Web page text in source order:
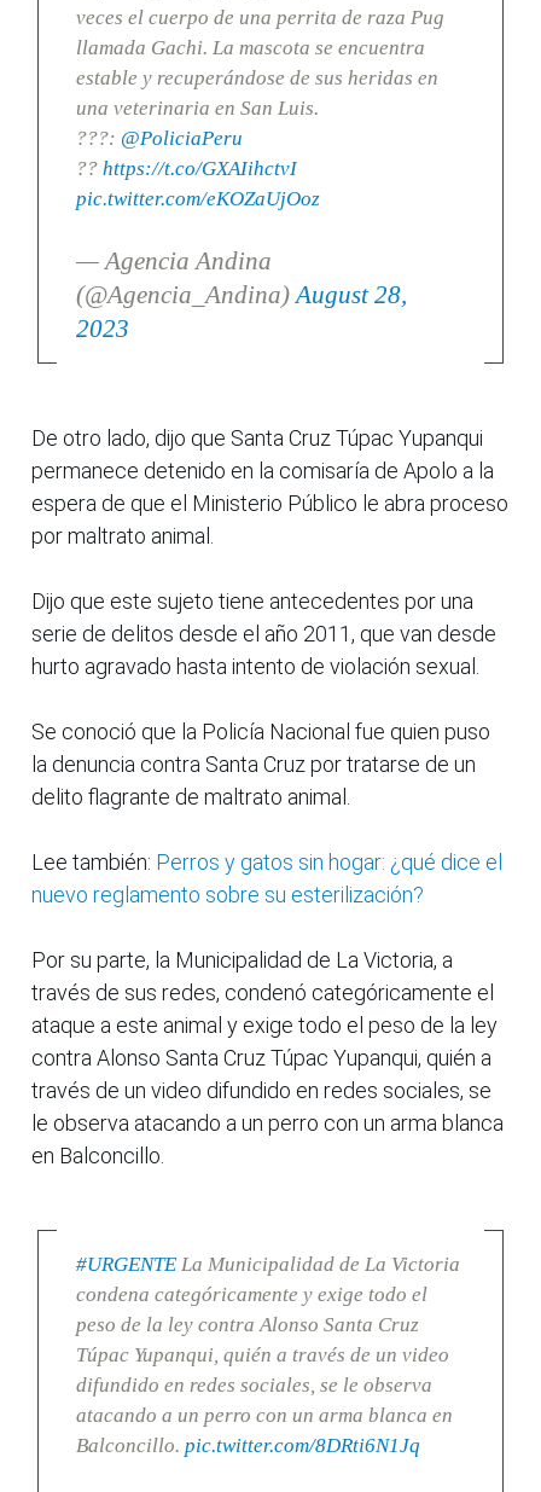
veces el cuerpo de una perrita de raza Pug
llamada Gachi. La mascota se encuentra
estable y recuperándose de sus heridas en
una veterinaria en San Luis.
???: @PoliciaPeru
?? https://t.co/GXAIihctvI
pic.twitter.com/eKOZaUjOoz
— Agencia Andina
(@Agencia_Andina) August 28,
2023
De otro lado, dijo que Santa Cruz Túpac Yupanqui
permanece detenido en la comisaría de Apolo a la
espera de que el Ministerio Público le abra proceso
por maltrato animal.
Dijo que este sujeto tiene antecedentes por una
serie de delitos desde el año 2011, que van desde
hurto agravado hasta intento de violación sexual.
Se conoció que la Policía Nacional fue quien puso
la denuncia contra Santa Cruz por tratarse de un
delito flagrante de maltrato animal.
Lee también: Perros y gatos sin hogar: ¿qué dice el
nuevo reglamento sobre su esterilización?
Por su parte, la Municipalidad de La Victoria, a
través de sus redes, condenó categóricamente el
ataque a este animal y exige todo el peso de la ley
contra Alonso Santa Cruz Túpac Yupanqui, quién a
través de un video difundido en redes sociales, se
le observa atacando a un perro con un arma blanca
en Balconcillo.
#URGENTELa Municipalidad de La Victoria
condena categóricamente y exige todo el
peso de la ley contra Alonso Santa Cruz
Túpac Yupanqui, quién a través de un video
difundido en redes sociales, se le observa
atacando a un perro con un arma blanca en
Balconcillo. pic.twitter.com/8DRti6N1Jq